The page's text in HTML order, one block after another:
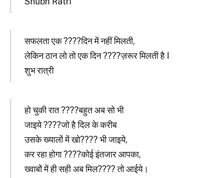
सफलता एक ????दिन में नहीं मिलती,
लेकिन ठान लो तो एक दिन ????ज़रूर मिलती है I
शुभ रात्री
हो चुकी रात ????बहुत अब सो भी
जाइये ????जो है दिल के करीब
उसके ख्यालों में खो???? भी जाइये,
कर रहा होगा ????कोई इंतजार आपका,
ख्वाबों में ही सही अब मिल???? तो आईये।